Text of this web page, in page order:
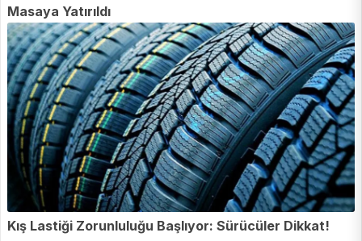
Masaya Yatırıldı
Kış Lastiği Zorunluluğu Başlıyor: Sürücüler Dikkat!